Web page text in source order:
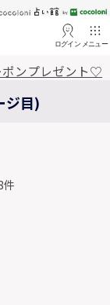
ログイン メニュー
ポンプレゼント♡
ジ目)
件